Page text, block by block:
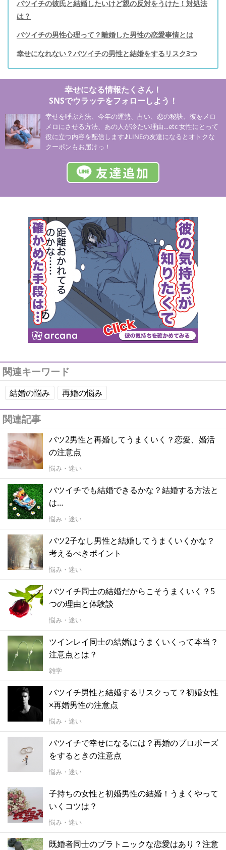
バツイチの彼氏と結婚したいけど親の反対をうけた！対処法
は？
バツイチの男性心理って？離婚した男性の恋愛事情とは
幸せになれない？バツイチの男性と結婚をするリスク3つ
幸せになる情報たくさん！
SNSでウラッテをフォローしよう！
幸せを呼ぶ方法、今年の運勢、占い、恋の秘訣、彼をメロ
メロにさせる方法、あの人が冷たい理由…etc 女性にとって
役に立つ内容を配信します♪LINEの友達になるとオトクな
クーポンもお届けっ！
関連キーワード
結婚の悩み 再婚の悩み
関連記事
バツ2男性と再婚してうまくいく？恋愛、婚活
の注意点
悩み・迷い
バツイチでも結婚できるかな？結婚する方法と
は…
悩み・迷い
バツ2子なし男性と結婚してうまくいくかな？
考えるべきポイント
悩み・迷い
バツイチ同士の結婚だからこそうまくいく？5
つの理由と体験談
悩み・迷い
ツインレイ同士の結婚はうまくいくって本当？
注意点とは？
雑学
バツイチ男性と結婚するリスクって？初婚女性
×再婚男性の注意点
悩み・迷い
バツイチで幸せになるには？再婚のプロポーズ
をするときの注意点
悩み・迷い
子持ちの女性と初婚男性の結婚！うまくやって
いくコツは？
悩み・迷い
既婚者同士のプラトニックな恋愛はあり？注意